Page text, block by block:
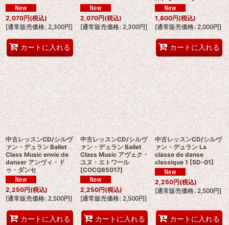
2,070円(税込)
[通常販売価格: 2,300円]
カートに入れる
2,070円(税込)
[通常販売価格: 2,300円]
1,800円(税込)
[通常販売価格: 2,000円]
カートに入れる
中古レッスンCD/シルヴ
ァン・デュラン Ballet
Class Music envie de
danser アンヴィ・ド
ゥ・ダンセ
2,250円(税込)
[通常販売価格: 2,500円]
カートに入れる
中古レッスンCD/シルヴ
ァン・デュラン Ballet
Class Music アヴェク・
ユヌ・エトワール
[COCQ85017]
2,250円(税込)
[通常販売価格: 2,500円]
カートに入れる
中古レッスンCD/シルヴ
ァン・デュラン La
classe de danse
classique 1 [SD-01]
2,250円(税込)
[通常販売価格: 2,500円]
カートに入れる